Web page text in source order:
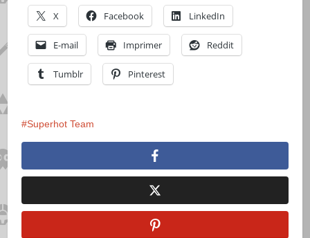
X Facebook LinkedIn
E-mail Imprimer Reddit
Tumblr Pinterest
Superhot Team